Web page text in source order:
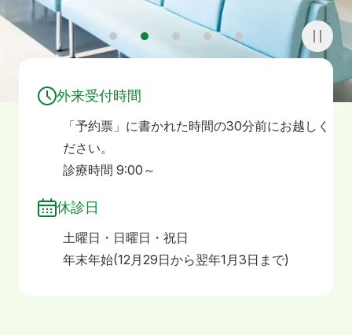
3 5
外来受付時間
「予約票」に書かれた時間の30分前にお越しく
ださい。
診療時間 9:00～
休診日
土曜日・日曜日・祝日
年末年始(12月29日から翌年1月3日まで)